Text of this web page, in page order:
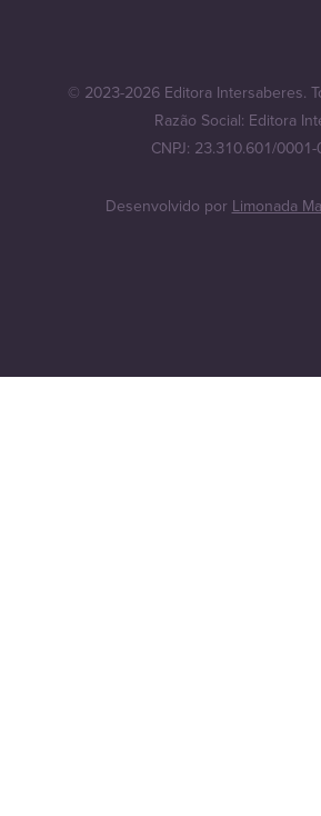
© 2023-2026 Editora Intersaberes.
Razão Social: Editora
CNPJ: 23.310.601/
Desenvolvido por Limonada